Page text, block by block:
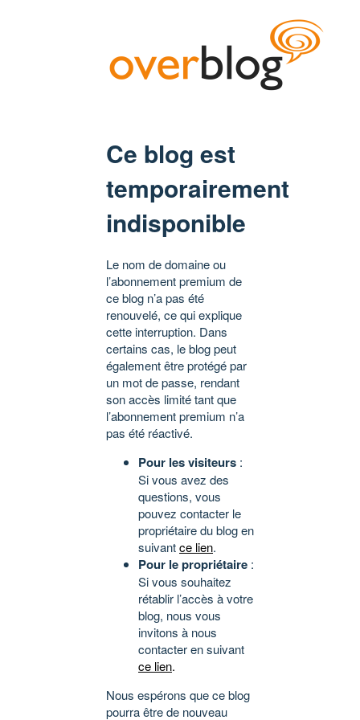
Ce blog est
temporairement
indisponible
Le nom de domaine ou
l’abonnement premium de
ce blog n’a pas été
renouvelé, ce qui explique
cette interruption. Dans
certains cas, le blog peut
également être protégé par
un mot de passe, rendant
son accès limité tant que
l’abonnement premium n’a
pas été réactivé.
Pour les visiteurs :
Si vous avez des
questions, vous
pouvez contacter le
propriétaire du blog en
suivantce lien.
Pour le propriétaire :
Si vous souhaitez
rétablir l’accès à votre
blog, nous vous
invitons à nous
contacter en suivant
ce lien.
Nous espérons que ce blog
pourra être de nouveau